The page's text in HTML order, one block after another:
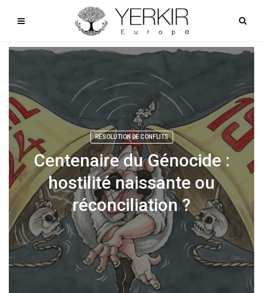
RÉSOLUTION DE CONFLITS
Centenaire du Génocide :
hostilité naissante ou
réconciliation ?